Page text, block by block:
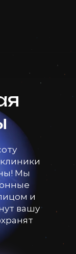
Мы
и
вашу